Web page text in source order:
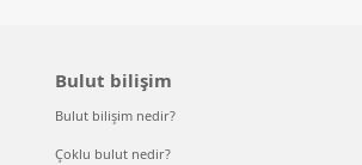
Bulut bilişim
Bulut bilişim nedir?
Çoklu bulut nedir?